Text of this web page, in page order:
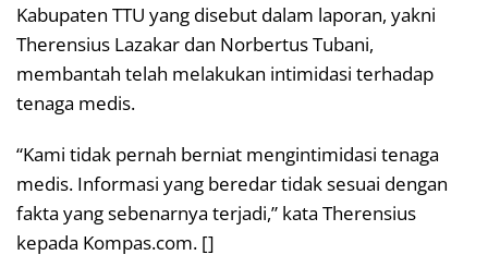
Kabupaten TTU yang disebut dalam laporan, yakni
Therensius Lazakar dan Norbertus Tubani,
membantah telah melakukan intimidasi terhadap
tenaga medis.
“Kami tidak pernah berniat mengintimidasi tenaga
medis. Informasi yang beredar tidak sesuai dengan
fakta yang sebenarnya terjadi,” kata Therensius
kepada Kompas.com. []